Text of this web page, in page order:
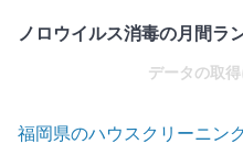
ノロウイルス消毒の月間ラ
データの取得
福岡県のハウスクリーニン